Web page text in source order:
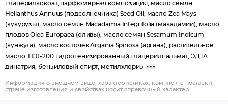
глицерилкокоат, парфюмерная композиция, масло семян
Helianthus Annuus (подсолнечника) Seed Oil, масло Zea Mays
(кукурузы), масло семян Macadamia Integrifolia (макадамии), масло
плодов Olea Europaea (оливы), масло семян Sesamum Indicum
(кунжута), масло косточек Argania Spinosa (аргана), растительное
масло, ПЭГ-200 гидрогенизированный глицерилпальмат, ЭДТА
динатрия, бензиловый спирт, метилхлориз
Информация о внешнем виде, характеристиках, комплекте поставки,
стране изготовления и свойствах носит справочный характер.